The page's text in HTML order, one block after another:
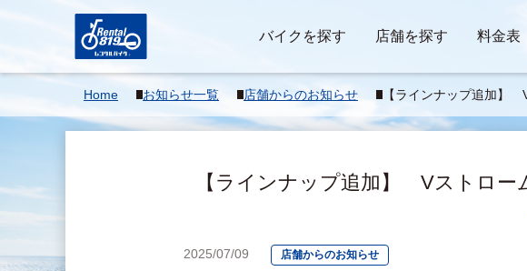
バイクを探す 店舗を探す 料金表
Home お知らせ一覧 店舗からのお知らせ
【ラインナップ追加】
ファイナルモデルがラ
【ラインナップ追加】 Vストロー
2025/07/09 店舗からのお知らせ